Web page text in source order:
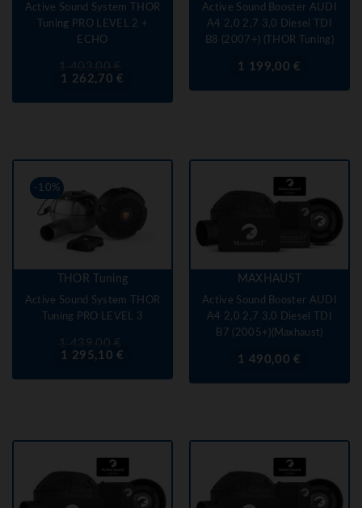
Active Sound System THOR
Tuning PRO LEVEL 2 +
ECHO
Prix
de
1 403,00 €
1 262,70 €
Active Sound Booster AUDI
A4 2,0 2,7 3,0 Diesel TDI
B8 (2007+) (THOR Tuning)
Prix1 199,00 €
-10%
THOR Tuning
Active Sound System THOR
Tuning PRO LEVEL 3
Prix
de
1 439,00 €
1 295,10 €
MAXHAUST
Active Sound Booster AUDI
A4 2,0 2,7 3,0 Diesel TDI
B7 (2005+)(Maxhaust)
Prix1 490,00 €